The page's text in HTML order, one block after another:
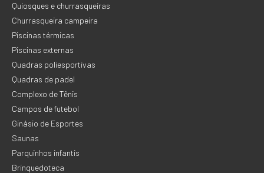
Quiosques e churrasqueiras
Churrasqueira campeira
Piscinas térmicas
Piscinas externas
Quadras poliesportivas
Quadras de padel
Complexo de Tênis
Campos de futebol
Ginásio de Esportes
Saunas
Parquinhos infantis
Brinquedoteca